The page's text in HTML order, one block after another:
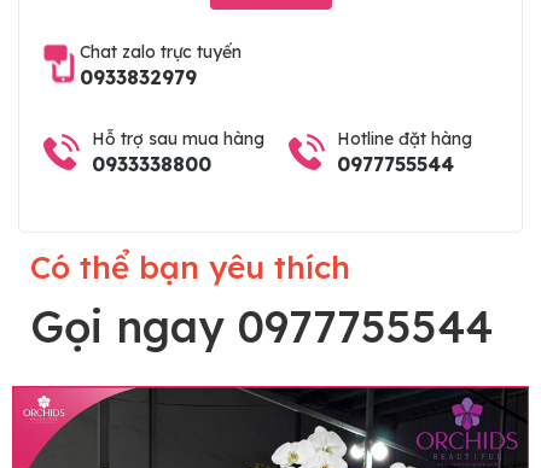
Chat zalo trực tuyến
0933832979
Hỗ trợ sau mua hàng
0933338800
Hotline đặt hàng
0977755544
Có thể bạn yêu thích
Gọi ngay 0977755544